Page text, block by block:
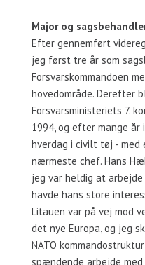
Major og
Efter gennemført
jeg først tre år som
Forsvarskommandoen
hovedområde. Derefter
Forsvarsministeriets 7.
1994, og efter mange år
hverdag i civilt tøj - med
nærmeste chef. Hans
jeg var heldig at
havde hans store
Litauen var på vej mod
det nye Europa, og jeg
NATO
spændende arbejde